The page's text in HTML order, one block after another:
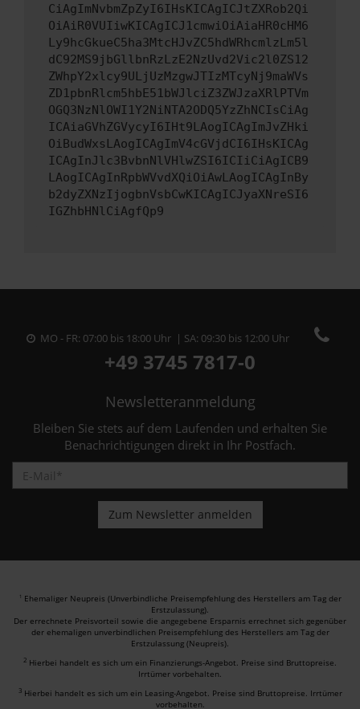
CiAgImNvbmZpZyI6IHsKICAgICJtZXRob2Qi
OiAiR0VUIiwKICAgICJ1cmwiOiAiaHR0cHM6
Ly9hcGkueC5ha3MtcHJvZC5hdWRhcmlzLm5l
dC92MS9jbGllbnRzLzE2NzUvd2Vic2l0ZS12
ZWhpY2xlcy9ULjUzMzgwJTIzMTcyNj9maWVs
ZD1pbnRlcm5hbE51bWJlciZ3ZWJzaXRlPTVm
OGQ3NzNlOWI1Y2NiNTA2ODQ5YzZhNCIsCiAg
ICAiaGVhZGVycyI6IHt9LAogICAgImJvZHki
OiBudWxsLAogICAgImV4cGVjdCI6IHsKICAg
ICAgInJlc3BvbnNlVHlwZSI6ICIiCiAgICB9
LAogICAgInRpbWVvdXQiOiAwLAogICAgInBy
b2dyZXNzIjogbnVsbCwKICAgICJyaXNreSI6
IGZhbHNlCiAgfQp9
MO - FR: 07:00 bis 18:00 Uhr | SA: 09:30 bis 12:00 Uhr
+49 3745 7817-0
Newsletteranmeldung
Bleiben Sie stets auf dem Laufenden und erhalten Sie
Benachrichtigungen direkt in Ihr Postfach.
1 Ehemaliger Neupreis (Unverbindliche Preisempfehlung des Herstellers am Tag der
Erstzulassung).
Der errechnete Preisvorteil sowie die angegebene Ersparnis errechnet sich gegenüber
der ehemaligen unverbindlichen Preisempfehlung des Herstellers am Tag der
Erstzulassung (Neupreis).
2 Hierbei handelt es sich um ein Finanzierungs-Angebot. Preise sind Bruttopreise.
Irrtümer vorbehalten.
3 Hierbei handelt es sich um ein Leasing-Angebot. Preise sind Bruttopreise. Irrtümer
vorbehalten.